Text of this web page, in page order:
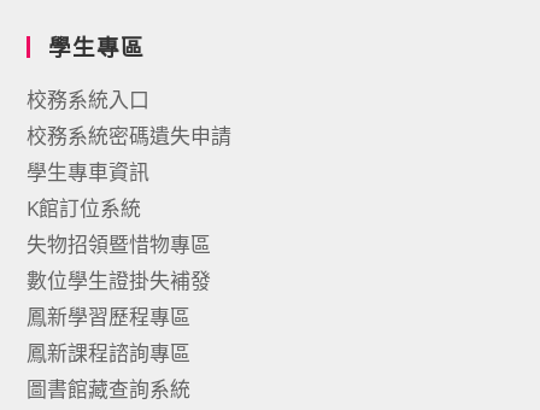
學生專區
校務系統入口
校務系統密碼遺失申請
學生專車資訊
K館訂位系統
失物招領暨惜物專區
數位學生證掛失補發
鳳新學習歷程專區
鳳新課程諮詢專區
圖書館藏查詢系統